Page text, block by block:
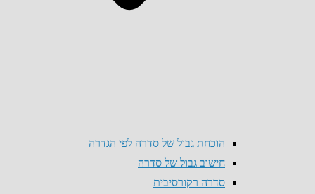
הוכחת גבול של סדרה לפי הגדרה
חישוב גבול של סדרה
סדרה רקורסיבית